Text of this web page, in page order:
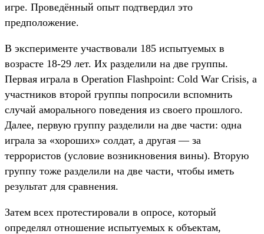
игре. Проведённый опыт подтвердил это
предположение.
В эксперименте участвовали 185 испытуемых в
возрасте 18-29 лет. Их разделили на две группы.
Первая играла в Operation Flashpoint: Cold War Crisis, а
участников второй группы попросили вспомнить
случай аморального поведения из своего прошлого.
Далее, первую группу разделили на две части: одна
играла за «хороших» солдат, а другая — за
террористов (условие возникновения вины). Вторую
группу тоже разделили на две части, чтобы иметь
результат для сравнения.
Затем всех протестировали в опросе, который
определял отношение испытуемых к объектам,